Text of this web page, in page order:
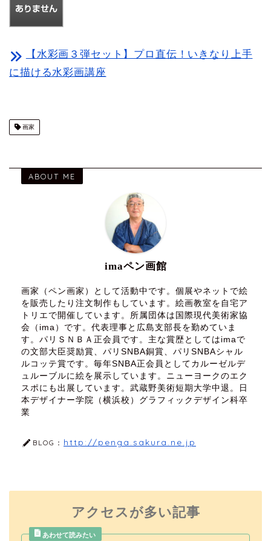
【水彩画３弾セット】プロ直伝！いきなり上手
に描ける水彩画講座
画家
ABOUT ME
imaペン画館
画家（ペン画家）として活動中です。個展やネットで絵
を販売したり注文制作もしています。絵画教室を自宅ア
トリエで開催しています。所属団体は国際現代美術家協
会（ima）です。代表理事と広島支部長を勤めていま
す。パリＳＮＢＡ正会員です。主な賞歴としてはimaで
の文部大臣奨励賞、パリSNBA銅賞、パリSNBAシャル
ルコッテ賞です。毎年SNBA正会員としてカルーゼルデ
ュルーブルに絵を展示しています。ニューヨークのエク
スポにも出展しています。武蔵野美術短期大学中退。日
本デザイナー学院（横浜校）グラフィックデザイン科卒
業
BLOG： http://penga.sakura.ne.jp
アクセスが多い記事